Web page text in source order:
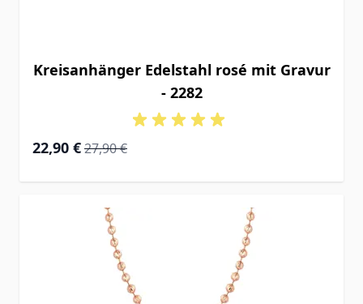
Kreisanhänger Edelstahl rosé mit Gravur
- 2282
Special Price
22,90 € Regular Price
27,90 €